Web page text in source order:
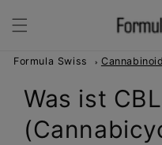
zum
Inhalt
Formula Swiss
Was ist CBL